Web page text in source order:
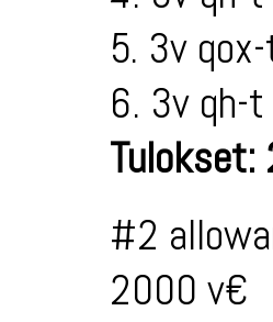
5. 3v
6. 3v qh-t
#2
2000 v€